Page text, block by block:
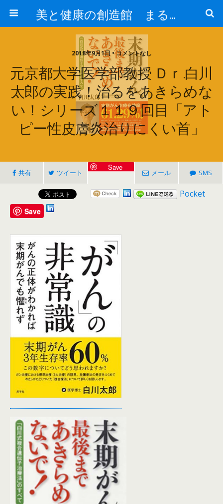
美と健康の創造館 まるとみ薬品 ぐんまの薬屋 芳さんのブログ
2018年9月1日 • コメントなし
元京都大学医学部教授 Ｄｒ.白川
太郎の実践！治るをあきらめな
い！シリーズ１１９回目「アト
ピー性皮膚炎治りにくい首」
共有 ツイート
Save
メール SMS
Pocket
Save